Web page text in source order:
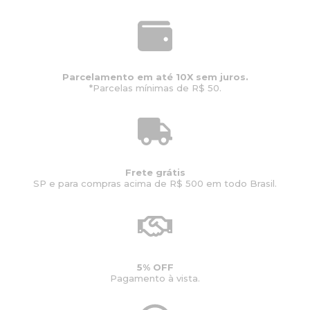
Parcelamento em até 10X sem juros.
*Parcelas mínimas de R$ 50.
Frete grátis
SP e para compras acima de R$ 500 em todo Brasil.
5% OFF
Pagamento à vista.